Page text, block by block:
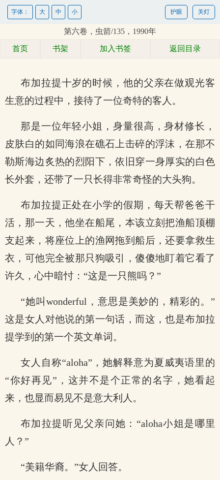
关灯
护眼
字体： 大 中 小
第六卷，虫箭/135，1990年
首页 书架 加入书签 返回目录
布加拉提十岁的时候，他的父亲在做观光客
生意的过程中，接待了一位奇特的客人。
那是一位年轻小姐，身量很高，身材修长，
皮肤白的如同海浪在礁石上击碎的浮沫，在那不
勒斯海边炙热的烈阳下，依旧穿一身厚实的白色
长外套，还带了一只长得非常奇怪的大头狗。
布加拉提正处在小学的假期，每天帮爸爸干
活，那一天，他坐在船尾，本该立刻把渔船顶棚
支起来，将座位上的渔网拖到船后，还要拿救生
衣，可他完全被那只狗吸引，傻傻地盯着它看了
许久，心中暗忖：“这是一只熊吗？”
“她叫wonderful，意思是美妙的，精彩的。”
这是女人对他说的第一句话，而这，也是布加拉
提学到的第一个英文单词。
女人自称“aloha”，她解释意为夏威夷语里的
“你好再见”，这并不是个正常的名字，她看起
来，也显而易见不是意大利人。
布加拉提听见父亲问她：“aloha小姐是哪里
人？”
“美籍华裔。”女人回答。